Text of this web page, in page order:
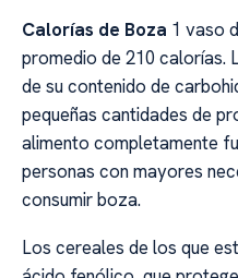
Calorías de Boza 1 vaso
promedio de 210 calorías.
de su contenido de
pequeñas cantidades de
alimento completamente
personas con mayores
consumir boza.
Los cereales de los que